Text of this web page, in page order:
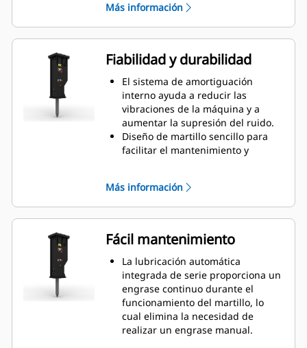
velocidad elevada del pistón o la
máxima potencia para ayudar a
aumentar la eficiencia y la
producción en el lugar de trabajo.
La función de amortiguación de
sonido, incluida de serie, le
permite utilizar un Martillo GC S
en lugares de trabajo situados en
zonas sensibles al ruido, como
barrios residenciales o cerca de
hospitales, donde se regula el
Más información
Fiabilidad y durabilidad
El sistema de amortiguación
interno ayuda a reducir las
vibraciones de la máquina y a
aumentar la supresión del ruido.
Diseño de martillo sencillo para
facilitar el mantenimiento y
propiedad y operación.
Los componentes hidráulicos
críticos están protegidos dentro de
la carcasa para evitar posibles
daños, lo cual ayuda a reducir el
tiempo de inactividad en el lugar
de trabajo.
Más información
Fácil mantenimiento
La lubricación automática
integrada de serie proporciona un
engrase continuo durante el
funcionamiento del martillo, lo
cual elimina la necesidad de
realizar un engrase manual.